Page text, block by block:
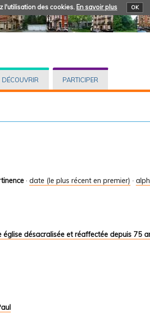
l'utilisation des cookies. En savoir plus OK
DÉCOUVRIR PARTICIPER
· date (le plus récent en premier) ·
désacralisée et réaffectée depuis 75